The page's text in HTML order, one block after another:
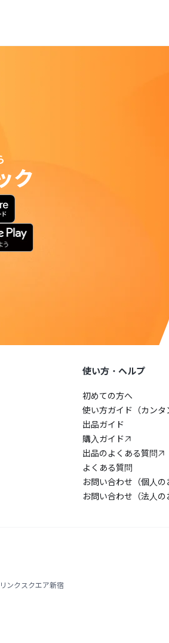
ク
使い方・ヘルプ
初めての方へ
使い方ガイド（カンタ
出品ガイド
購入ガイド
出品のよくある質問
よくある質問
お問い合わせ（個人の
お問い合わせ（法人の
ンクスクエア新宿